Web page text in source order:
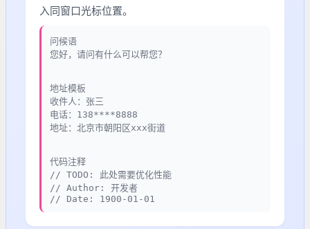
入同窗口光标位置。
问候语
您好，请问有什么可以帮您？
地址模板
收件人：张三
电话：138****8888
地址：北京市朝阳区xxx街道
代码注释
// TODO: 此处需要优化性能
// Author: 开发者
// Date: 1900-01-01